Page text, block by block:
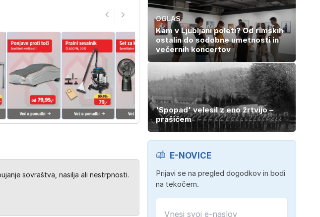
sovraštva, nasilja ali nestrpnosti.
OGLAS
Kam v Ljubljani poleti? Od rimskih
ostalin do sodobne umetnosti in
večernih koncertov
'Spopad' velesil z eno žrtvijo –
prašičem
E-NOVICE
Prijavi se na pregled dogodkov in bodi
na tekočem.